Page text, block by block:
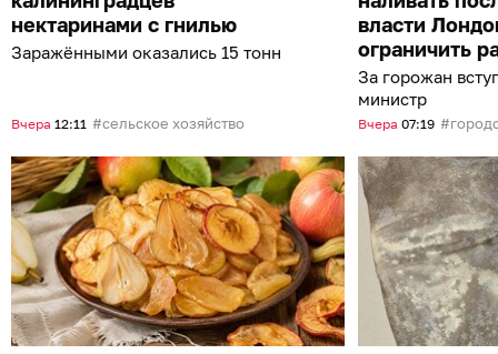
нектаринами с гнилью
Заражёнными оказались 15 тонн
Вчера 12:11 сельское хозяйство
власти
ограничить
За горожан
министр
Вчера 07:19